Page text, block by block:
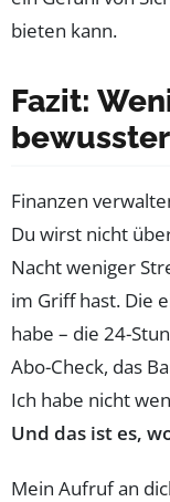
bieten kann.
Fazit:
bewusster
Finanzen
Du wirst nicht
Nacht weniger
im Griff hast. Die
habe – die 24-
Abo-Check, das
Ich habe nicht
Und das ist es,
Mein Aufruf an